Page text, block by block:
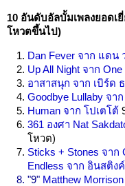
10 อันดับอัลบั้มเพลงยอดเ
โหวตขึ้นไป)
Dan Fever จาก แดน
Up All Night จาก
อาสาสนุก จาก เบิร์ด
Goodbye Lullaby จา
Human จาก โปเตโต้
361 องศา Nat
โหวต)
Sticks + Stones จาก
Endless จาก อินสติงค์
"9" Matthew